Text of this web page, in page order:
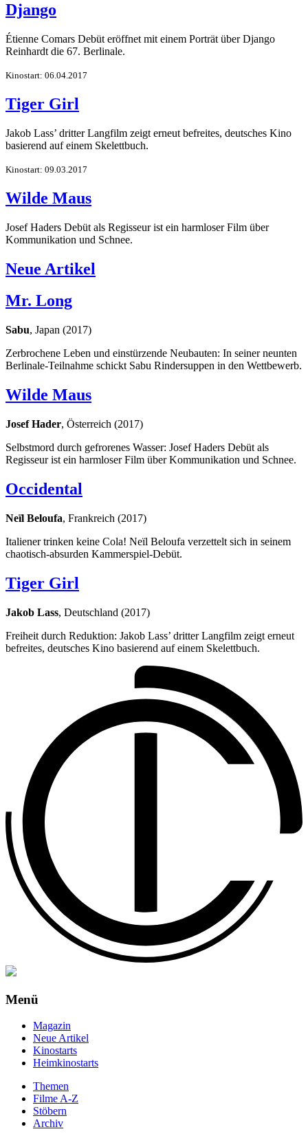
Django
Étienne Comars Debüt eröffnet mit einem Porträt über Django
Reinhardt die 67. Berlinale.
Kinostart: 06.04.2017
Tiger Girl
Jakob Lass’ dritter Langfilm zeigt erneut befreites, deutsches Kino
basierend auf einem Skelettbuch.
Kinostart: 09.03.2017
Wilde Maus
Josef Haders Debüt als Regisseur ist ein harmloser Film über
Kommunikation und Schnee.
Neue Artikel
Mr. Long
Sabu, Japan (2017)
Zerbrochene Leben und einstürzende Neubauten: In seiner neunten
Berlinale-Teilnahme schickt Sabu Rindersuppen in den Wettbewerb.
Wilde Maus
Josef Hader, Österreich (2017)
Selbstmord durch gefrorenes Wasser: Josef Haders Debüt als
Regisseur ist ein harmloser Film über Kommunikation und Schnee.
Occidental
Neïl Beloufa, Frankreich (2017)
Italiener trinken keine Cola! Neïl Beloufa verzettelt sich in seinem
chaotisch-absurden Kammerspiel-Debüt.
Tiger Girl
Jakob Lass, Deutschland (2017)
Freiheit durch Reduktion: Jakob Lass’ dritter Langfilm zeigt erneut
befreites, deutsches Kino basierend auf einem Skelettbuch.
Menü
Magazin
Neue Artikel
Kinostarts
Heimkinostarts
Themen
Filme A-Z
Stöbern
Archiv